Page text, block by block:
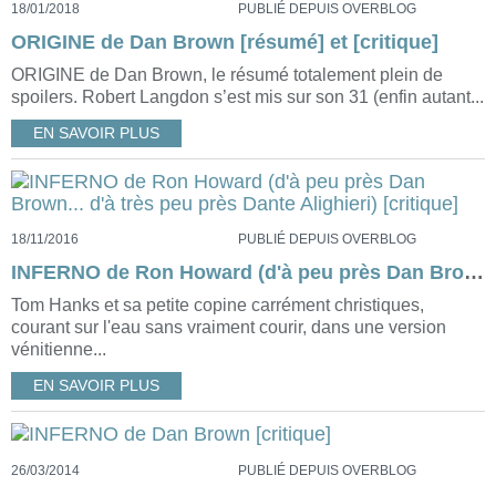
18/01/2018 PUBLIÉ DEPUIS OVERBLOG
ORIGINE de Dan Brown [résumé] et [critique]
ORIGINE de Dan Brown, le résumé totalement plein de
spoilers. Robert Langdon s’est mis sur son 31 (enfin autant...
EN SAVOIR PLUS
18/11/2016 PUBLIÉ DEPUIS OVERBLOG
INFERNO de Ron Howard (d'à peu près Dan Brown... d'à très peu près Dante Alighieri) [critique]
Tom Hanks et sa petite copine carrément christiques,
courant sur l'eau sans vraiment courir, dans une version
vénitienne...
EN SAVOIR PLUS
26/03/2014 PUBLIÉ DEPUIS OVERBLOG